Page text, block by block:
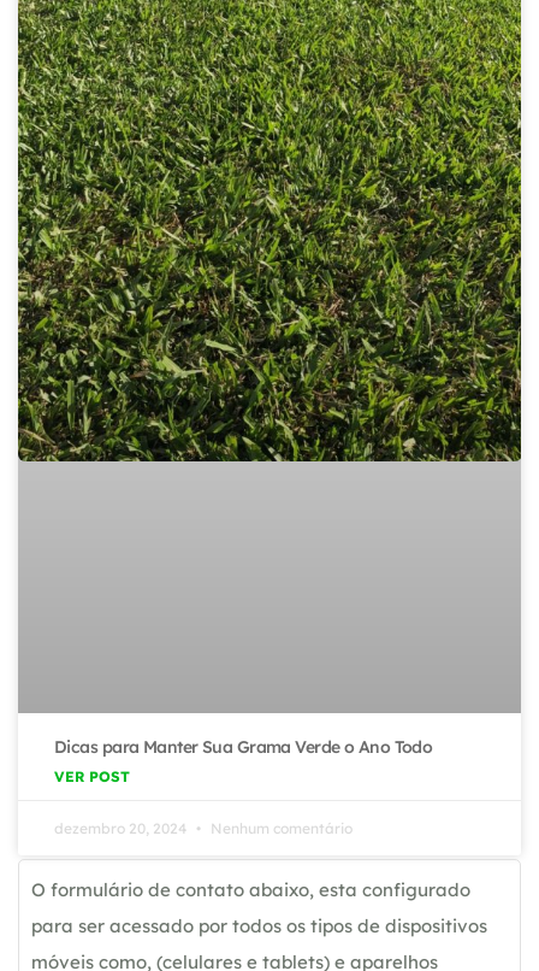
Dicas para Manter Sua Grama Verde o Ano Todo
VER POST
dezembro 20, 2024 Nenhum comentário
O formulário de contato abaixo, esta configurado
para ser acessado por todos os tipos de dispositivos
móveis como, (celulares e tablets) e aparelhos